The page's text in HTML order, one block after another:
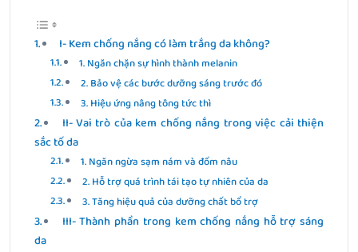
I- Kem chống nắng có làm trắng da không?
1. Ngăn chặn sự hình thành melanin
2. Bảo vệ các bước dưỡng sáng trước đó
3. Hiệu ứng nâng tông tức thì
II- Vai trò của kem chống nắng trong việc cải thiện
sắc tố da
1. Ngăn ngừa sạm nám và đốm nâu
2. Hỗ trợ quá trình tái tạo tự nhiên của da
3. Tăng hiệu quả của dưỡng chất bổ trợ
III- Thành phần trong kem chống nắng hỗ trợ sáng
da